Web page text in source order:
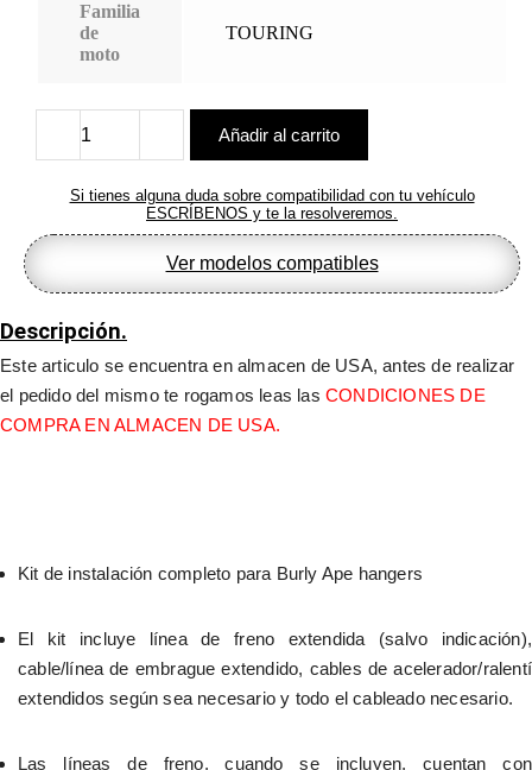
Familia
de
moto
TOURING
Completo
Cables/Líneas
de
Manillar
Vinilo
para
Ape
-
ALMACEN
Añadir al carrito
Si tienes alguna duda sobre compatibilidad con tu vehículo
ESCRÍBENOS y te la resolveremos.
Ver modelos compatibles
Descripción.
Este articulo se encuentra en almacen de USA, antes de realizar
el pedido del mismo te rogamos leas las CONDICIONES DE
COMPRA EN ALMACEN DE USA.
Kit de instalación completo para Burly Ape hangers
El kit incluye línea de freno extendida (salvo indicación),
cable/línea de embrague extendido, cables de acelerador/ralentí
extendidos según sea necesario y todo el cableado necesario.
Las líneas de freno, cuando se incluyen, cuentan con